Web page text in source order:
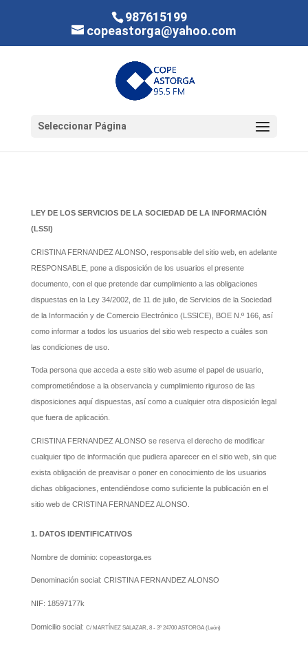
987615199
copeastorga@yahoo.com
Seleccionar Página
LEY DE LOS SERVICIOS DE LA SOCIEDAD DE LA INFORMACIÓN
(LSSI)
CRISTINA FERNANDEZ ALONSO, responsable del sitio web, en adelante
RESPONSABLE, pone a disposición de los usuarios el presente
documento, con el que pretende dar cumplimiento a las obligaciones
dispuestas en la Ley 34/2002, de 11 de julio, de Servicios de la Sociedad
de la Información y de Comercio Electrónico (LSSICE), BOE N.º 166, así
como informar a todos los usuarios del sitio web respecto a cuáles son
las condiciones de uso.
Toda persona que acceda a este sitio web asume el papel de usuario,
comprometiéndose a la observancia y cumplimiento riguroso de las
disposiciones aquí dispuestas, así como a cualquier otra disposición legal
que fuera de aplicación.
CRISTINA FERNANDEZ ALONSO se reserva el derecho de modificar
cualquier tipo de información que pudiera aparecer en el sitio web, sin que
exista obligación de preavisar o poner en conocimiento de los usuarios
dichas obligaciones, entendiéndose como suficiente la publicación en el
sitio web de CRISTINA FERNANDEZ ALONSO.
1. DATOS IDENTIFICATIVOS
Nombre de dominio: copeastorga.es
Denominación social: CRISTINA FERNANDEZ ALONSO
NIF: 18597177k
Domicilio social: C/ MARTÍNEZ SALAZAR, 8 - 3º 24700 ASTORGA (León)